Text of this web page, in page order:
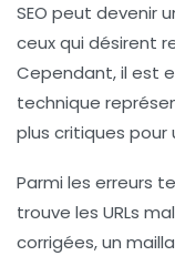
SEO peut devenir
ceux qui désirent
Cependant, il est
technique
plus critiques
Parmi les erreurs
trouve les URLs
corrigées, un